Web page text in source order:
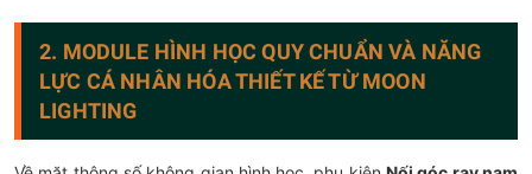
2. MODULE HÌNH HỌC QUY CHUẨN VÀ NĂNG
LỰC CÁ NHÂN HÓA THIẾT KẾ TỪ MOON
LIGHTING